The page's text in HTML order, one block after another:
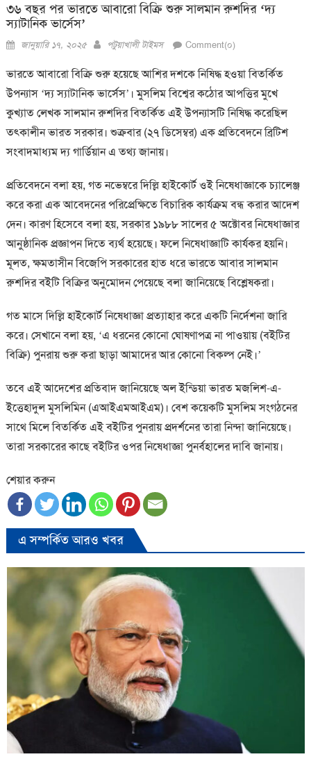
৩৬ বছর পর ভারতে আবারো বিক্রি শুরু সালমান রুশদির ‘দ্য
স্যাটানিক ভার্সেস’
Posted
জানুয়ারি ১৭, ২০২৫ Author
পটুয়াখালী টাইমস Comment(০)
ভারতে আবারো বিক্রি শুরু হয়েছে আশির দশকে নিষিদ্ধ হওয়া বিতর্কিত
উপন্যাস ‘দ্য স্যাটানিক ভার্সেস’। মুসলিম বিশ্বের কঠোর আপত্তির মুখে
কুখ্যাত লেখক সালমান রুশদির বিতর্কিত এই উপন্যাসটি নিষিদ্ধ করেছিল
তৎকালীন ভারত সরকার। শুক্রবার (২৭ ডিসেম্বর) এক প্রতিবেদনে ব্রিটিশ
সংবাদমাধ্যম দ্য গার্ডিয়ান এ তথ্য জানায়।
প্রতিবেদনে বলা হয়, গত নভেম্বরে দিল্লি হাইকোর্ট ওই নিষেধাজ্ঞাকে চ্যালেঞ্জ
করে করা এক আবেদনের পরিপ্রেক্ষিতে বিচারিক কার্যক্রম বন্ধ করার আদেশ
দেন। কারণ হিসেবে বলা হয়, সরকার ১৯৮৮ সালের ৫ অক্টোবর নিষেধাজ্ঞার
আনুষ্ঠানিক প্রজ্ঞাপন দিতে ব্যর্থ হয়েছে। ফলে নিষেধাজ্ঞাটি কার্যকর হয়নি।
মূলত, ক্ষমতাসীন বিজেপি সরকারের হাত ধরে ভারতে আবার সালমান
রুশদির বইটি বিক্রির অনুমোদন পেয়েছে বলা জানিয়েছে বিশ্লেষকরা।
গত মাসে দিল্লি হাইকোর্ট নিষেধাজ্ঞা প্রত্যাহার করে একটি নির্দেশনা জারি
করে। সেখানে বলা হয়, ‘এ ধরনের কোনো ঘোষণাপত্র না পাওয়ায় (বইটির
বিক্রি) পুনরায় শুরু করা ছাড়া আমাদের আর কোনো বিকল্প নেই।’
তবে এই আদেশের প্রতিবাদ জানিয়েছে অল ইন্ডিয়া ভারত মজলিশ-এ-
ইত্তেহাদুল মুসলিমিন (এআইএমআইএম)। বেশ কয়েকটি মুসলিম সংগঠনের
সাথে মিলে বিতর্কিত এই বইটির পুনরায় প্রদর্শনের তারা নিন্দা জানিয়েছে।
তারা সরকারের কাছে বইটির ওপর নিষেধাজ্ঞা পুনর্বহালের দাবি জানায়।
শেয়ার করুন
এ সম্পর্কিত আরও খবর